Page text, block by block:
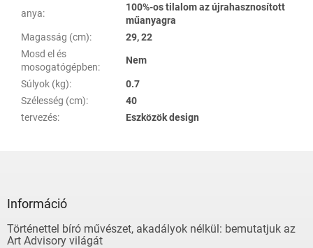
anya:
100%-os tilalom az újrahasznosított
műanyagra
Magasság (cm):
29, 22
Mosd el és
mosogatógépben:
Nem
Súlyok (kg):
0.7
Szélesség (cm):
40
tervezés: Eszközök design
Információ
Történettel bíró művészet, akadályok nélkül: bemutatjuk az
Art Advisory világát